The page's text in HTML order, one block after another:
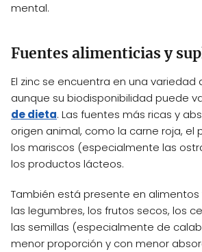
mental.
Fuentes alimenticias y
El zinc se encuentra en una variedad
aunque su biodisponibilidad puede
de dieta. Las fuentes más ricas y
origen animal, como la carne roja, el
los mariscos (especialmente las
los productos lácteos.
También está presente en
las legumbres, los frutos secos, los
las semillas (especialmente de
menor proporción y con menor